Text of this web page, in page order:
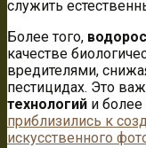
служить
Более того,
качестве
вредителями,
пестицидах. Это
технологий и более
приблизились к
искусственного